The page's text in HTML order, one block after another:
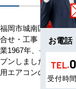
福岡市城南区のお客
合せ・工事・アフタ
業1967年、その信頼
プンしました。以来
用エアコンのオンラ
お電話
TEL.
受付時